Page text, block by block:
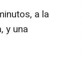
a la
y una